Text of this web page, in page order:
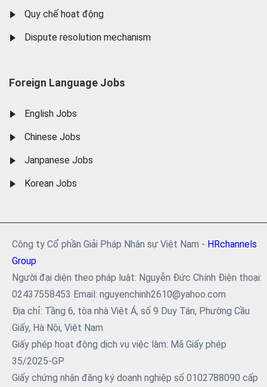
Quy chế hoạt động
Dispute resolution mechanism
Foreign Language Jobs
English Jobs
Chinese Jobs
Janpanese Jobs
Korean Jobs
Công ty Cổ phần Giải Pháp Nhân sự Việt Nam - HRchannels
Group
Người đại diện theo pháp luật: Nguyễn Đức Chính Điện thoại:
02437558453 Email: nguyenchinh2610@yahoo.com
Địa chỉ: Tầng 6, tòa nhà Việt Á, số 9 Duy Tân, Phường Cầu
Giấy, Hà Nội, Việt Nam
Giấy phép hoạt động dịch vụ việc làm: Mã Giấy phép
35/2025-GP
Giấy chứng nhận đăng ký doanh nghiệp số 0102788090 cấp